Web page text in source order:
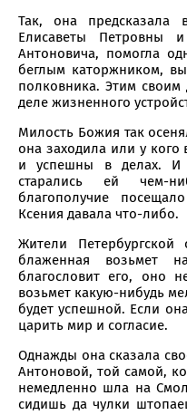
Так, она предсказала
Елисаветы Петровны
Антоновича, помогла
беглым каторжником,
полковника. Этим
деле жизненного
Милость Божия так
она заходила или у
и успешны в делах. И
старались ей чем-
благополучие
Ксения давала что-либо.
Жители
блаженная возьмет
благословит его, оно
возьмет какую-нибудь
будет успешной. Если
царить мир и согласие.
Однажды она сказала
Антоновой, той самой,
немедленно шла на
сидишь да чулки